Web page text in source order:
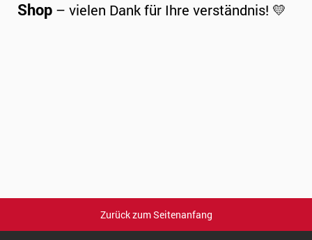
Shop – vielen Dank für Ihre verständnis! 💛
Zurück zum Seitenanfang